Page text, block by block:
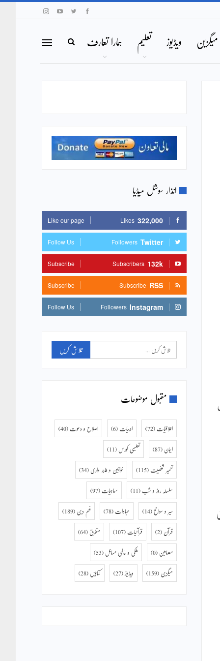
میگزین ویڈیوز تعلیم ہمارا تعارف
انذار سوشل میڈیا
322,000
Likes
Like our page
Twitter
Followers
Follow Us
132k
Subscribers
Subscribe
RSS
Subscribe
Subscribe
Instagram
Followers
Follow Us
مقبول موضوعات
اخلاقیات (72) ادبیات (6) اصلاح و دعوت (40)
ایمان (87) تعلیمی کورس (11)
تعمیر شخصیت (115) خواتین و خانہ داری (34)
سلسلہ روز و شب (11) سماجیات (97)
سیر و سوانح(14) عبادات (78) فہم دین (189)
قرآن (2) قرآنیات (107) متفرق (64)
مضامین (0) ملکی و عالمی مسائل (53)
میگزین (159) ویڈیوز (27) کتابیں (28)